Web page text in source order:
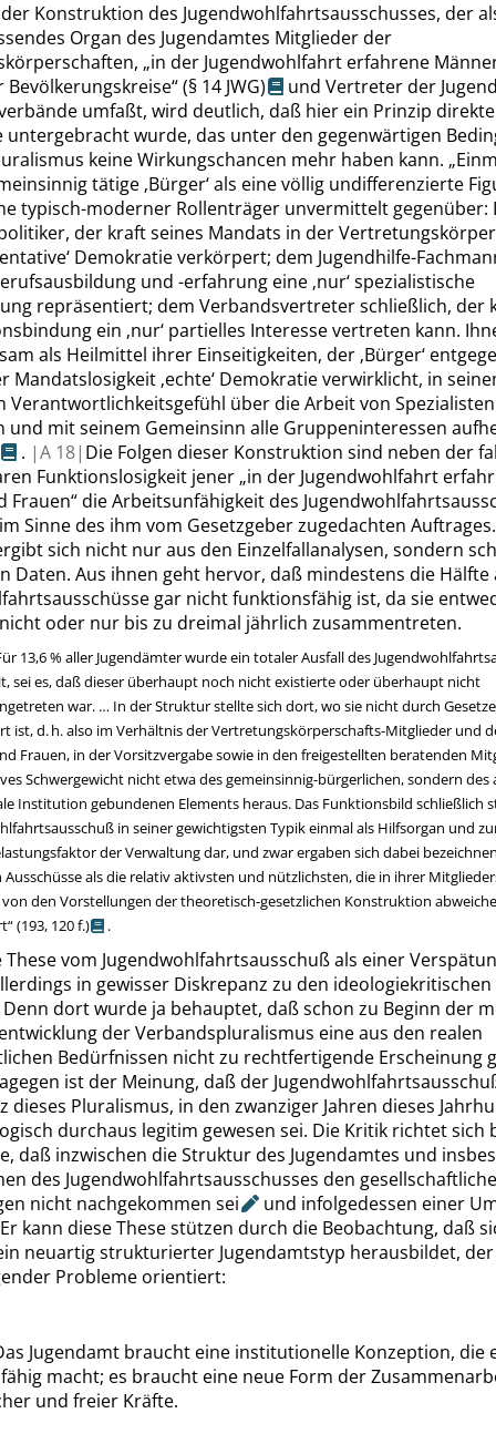
Konstruktion des Jugendwohlfahrtsausschusses, der
Organ des Jugendamtes Mitglieder der
„in der Jugendwohlfahrt erfahrene
Bevölkerungskreise“(§ 14 JWG)
und Vertreter der
umfaßt, wird deutlich, daß hier ein Prinzip
untergebracht wurde, das unter den gegenwärtigen
keine Wirkungschancen mehr haben kann. „
tätige ‚Bürger‘als eine völlig undifferenzierte
typisch-moderner Rollenträger unvermittelt gegenüber:
der kraft seines Mandats in der
‘ Demokratie verkörpert; dem Jugendhilfe-
und -erfahrung eine ‚nur‘spezialistische
repräsentiert; dem Verbandsvertreter schließlich, der
ein ‚nur‘ partielles Interesse vertreten kann.
als Heilmittel ihrer Einseitigkeiten, der ‚Bürger‘
Mandatslosigkeit ‚echte‘ Demokratie verwirklicht, in
Verantwortlichkeitsgefühl über die Arbeit von Spezialisten
und mit seinem Gemeinsinn alle Gruppeninteressen
. |A18| Die Folgen dieser Konstruktion sind neben der
Funktionslosigkeit jener „in der Jugendwohlfahrt
Frauen“die Arbeitsunfähigkeit des
Sinne des ihm vom Gesetzgeber zugedachten
sich nicht nur aus den Einzelfallanalysen, sondern
Daten. Aus ihnen geht hervor, daß mindestens die Hälfte
gar nicht funktionsfähig ist, da sie
oder nur bis zu dreimal jährlich zusammentreten.
13,6 % aller Jugendämter wurde ein totaler Ausfall des
sei es, daß dieser überhaupt noch nicht existierte oder überhaupt nicht
war. … In der Struktur stellte sich dort, wo sie nicht durch
ist, d. h. also im Verhältnis der Vertretungskörperschafts-Mitglieder und
Frauen, in der Vorsitzvergabe sowie in den freigestellten beratenden
Schwergewicht nicht etwa des gemeinsinnig-bürgerlichen, sondern des
Institution gebundenen Elements heraus. Das Funktionsbild schließlich
in seiner gewichtigsten Typik einmal als Hilfsorgan und
der Verwaltung dar, und zwar ergaben sich dabei
Ausschüsse als die relativ aktivsten und nützlichsten, die in ihrer
den Vorstellungen der theoretisch-gesetzlichen Konstruktion
“(193, 120 f.) .
These vom Jugendwohlfahrtsausschuß als einer
in gewisser Diskrepanz zu den ideologiekritischen
Denn dort wurde ja behauptet, daß schon zu Beginn der
der Verbandspluralismus eine aus den realen
Bedürfnissen nicht zu rechtfertigende Erscheinung
ist der Meinung, daß der
dieses Pluralismus, in den zwanziger Jahren dieses
durchaus legitim gewesen sei. Die Kritik richtet sich
daß inzwischen die Struktur des Jugendamtes und
des Jugendwohlfahrtsausschusses den
nicht nachgekommen sei
und infolgedessen einer
kann diese These stützen durch die Beobachtung, daß
neuartig strukturierter Jugendamtstyp herausbildet,
Probleme orientiert:
Jugendamt braucht eine institutionelle Konzeption, die
macht; es braucht eine neue Form der
und freier Kräfte.